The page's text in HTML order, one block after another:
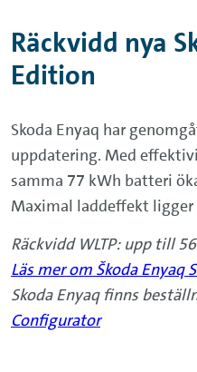
Räckvidd nya
Edition
Skoda Enyaq har
uppdatering. Med
samma 77 kWh batteri
Maximal laddeffekt ligger
Räckvidd WLTP: upp till
Läs mer om Škoda Enyaq
Skoda Enyaq finns
Configurator